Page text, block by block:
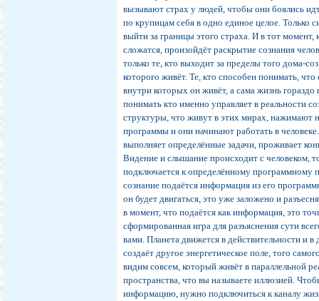
вызывают страх у людей, чтобы они боялись
по крупицам себя в одно единое целое. Только
выйти за границы этого страха. И в тот момент,
сложатся, произойдёт раскрытие сознания
только те, кто выходит за пределы того дома-
которого живёт. Те, кто способен понимать,
внутри которых он живёт, а сама жизнь
понимать кто именно управляет в реальности
структуры, что живут в этих мирах, нажимают
программы и они начинают работать в
выполняет определённые задачи, проживает
Видение и слышание происходит с человеком,
подключается к определённому программному
сознание подаётся информация из его
он будет двигаться, это уже заложено и
в момент, что подаётся как информация, это
сформированная игра для разъяснения сути
вами. Планета движется в действительности и в
создаёт другое энергетическое поле, того
видим совсем, который живёт в параллельной
пространства, что вы называете иллюзией.
информацию, нужно подключиться к каналу